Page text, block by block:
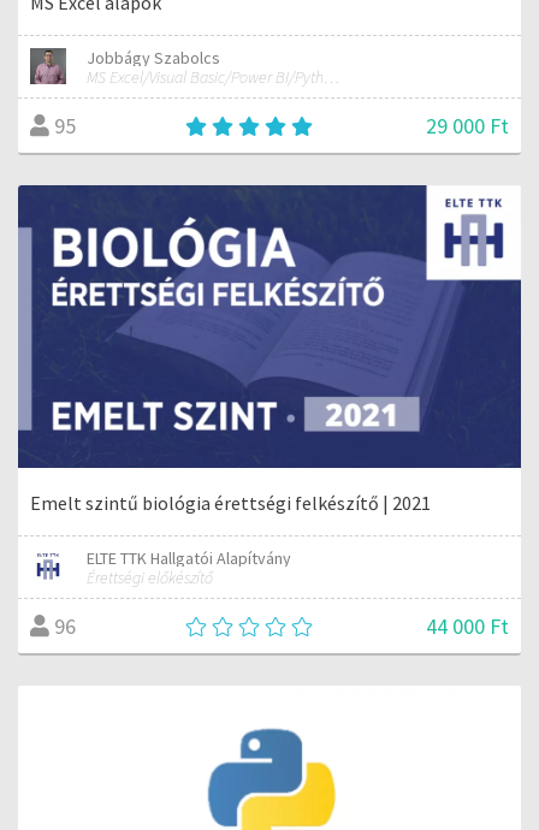
Jobbágy Szabolcs
MS Excel/Visual Basic/Power BI/Python adatelemzési szakértő
95 29 000 Ft
Emelt szintű biológia érettségi felkészítő | 2021
ELTE TTK Hallgatói Alapítvány
Érettségi előkészítő
96 44 000 Ft